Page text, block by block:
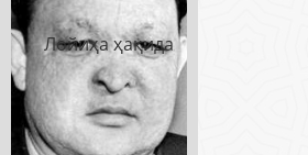
Лойиҳа ҳақида